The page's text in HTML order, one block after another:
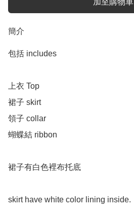
加至購物車
簡介
包括 includes
上衣 Top
裙子 skirt
領子 collar
蝴蝶結 ribbon
裙子有白色裡布托底
skirt have white color lining inside.